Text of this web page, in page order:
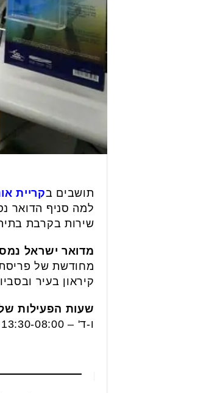
תושבים בקריית
למה סניף הדואר
שירות בקרבת
מדואר ישראל
מחודשת של פריסת
קיראון בעיר
שעות הפעילות של
ו-ד' – 13:30-08:00 ובימי ו' – 12:00-08:00. החל מ-03.01.2021 הגעה לסניף תתאפשר רק באמצעות זימון תור מראש.